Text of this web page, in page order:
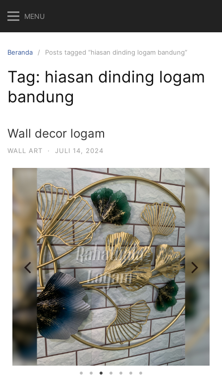
MENU
Beranda Posts tagged “hiasan dinding logam bandung”
Tag: hiasan dinding logam
bandung
Wall decor logam
WALL ART · JULI 14, 2024